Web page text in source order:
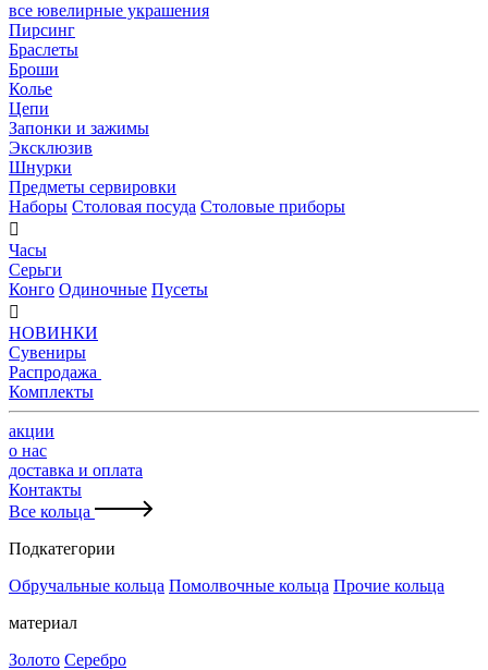
все ювелирные украшения
Пирсинг
Браслеты
Броши
Колье
Цепи
Запонки и зажимы
Эксклюзив
Шнурки
Предметы сервировки
Наборы Столовая посуда Столовые приборы

Часы
Серьги
Конго Одиночные Пусеты

НОВИНКИ
Сувениры
Распродажа
Комплекты
акции
о нас
доставка и оплата
Контакты
Все кольца
Подкатегории
Обручальные кольца Помолвочные кольца Прочие кольца
материал
Золото Серебро